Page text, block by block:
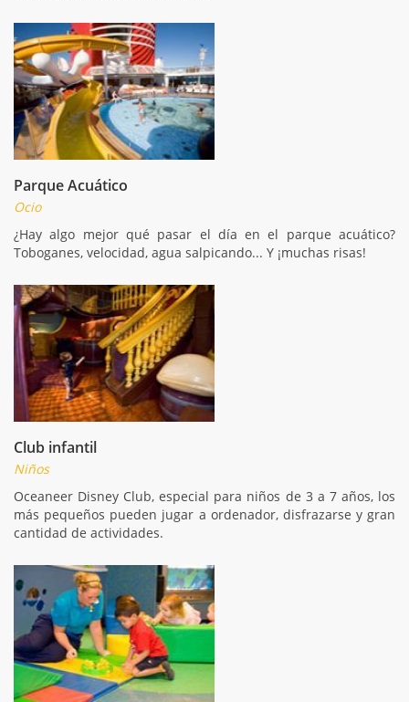
Parque Acuático
Ocio
¿Hay algo mejor qué pasar el día en el parque acuático?
Toboganes, velocidad, agua salpicando... Y ¡muchas risas!
Club infantil
Niños
Oceaneer Disney Club, especial para niños de 3 a 7 años, los
más pequeños pueden jugar a ordenador, disfrazarse y gran
cantidad de actividades.